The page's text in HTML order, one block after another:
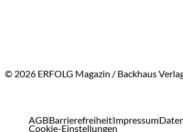
© 2026 ERFOLG Magazin / Backhaus
AGBBarrierefreiheitImpressum
Cookie-Einstellungen